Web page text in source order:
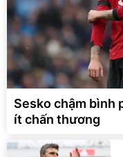
Sesko chậm bình
ít chấn thương